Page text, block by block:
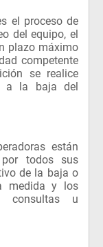
el proceso de
del equipo, el
plazo máximo
competente
se realice
a la baja del
están
todos sus
de la baja o
medida y los
consultas u